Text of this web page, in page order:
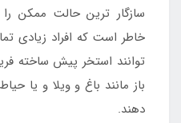
سازگار ترین حالت ممکن
خاطر است که افراد زیادی
توانند استخر پیش ساخته
باز مانند باغ و ویلا و یا
دهند.